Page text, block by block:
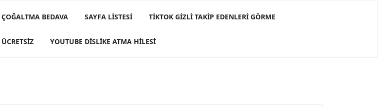
ÇOĞALTMA BEDAVA SAYFA LISTESI TIKTOK GIZLI TAKIP EDENLERI GÖRME
YOUTUBE DISLIKE ATMA HILESI